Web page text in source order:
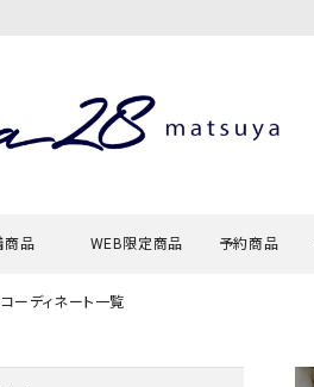
商品 WEB限定商品 予約商品
コーディネート一覧